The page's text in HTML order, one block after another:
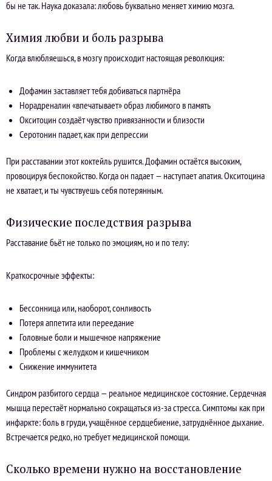
бы не так. Наука доказала: любовь буквально меняет химию мозга.
Химия любви и боль разрыва
Когда влюбляешься, в мозгу происходит настоящая революция:
Дофамин заставляет тебя добиваться партнёра
Норадреналин «впечатывает» образ любимого в память
Окситоцин создаёт чувство привязанности и близости
Серотонин падает, как при депрессии
При расставании этот коктейль рушится. Дофамин остаётся высоким,
провоцируя беспокойство. Когда он падает — наступает апатия. Окситоцина
не хватает, и ты чувствуешь себя потерянным.
Физические последствия разрыва
Расставание бьёт не только по эмоциям, но и по телу:
Краткосрочные эффекты:
Бессонница или, наоборот, сонливость
Потеря аппетита или переедание
Головные боли и мышечное напряжение
Проблемы с желудком и кишечником
Снижение иммунитета
Синдром разбитого сердца — реальное медицинское состояние. Сердечная
мышца перестаёт нормально сокращаться из-за стресса. Симптомы как при
инфаркте: боль в груди, учащённое сердцебиение, затруднённое дыхание.
Встречается редко, но требует медицинской помощи.
Сколько времени нужно на восстановление